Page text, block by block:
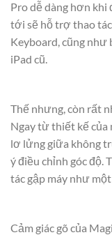
Pro dễ dàng hơn khi
tới sẽ hỗ trợ thao
Keyboard, cũng
iPad cũ.
Thế nhưng, còn rất
Ngay từ thiết kế của
lơ lửng giữa không
ý điều chỉnh góc độ.
tác gập máy như
Cảm giác gõ của